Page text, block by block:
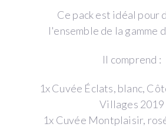
Ce pack est idéal pour
l'ensemble de la gamme
Il comprend :
1x Cuvée Éclats, blanc,
Villages 2019
1x Cuvée Montplaisir,